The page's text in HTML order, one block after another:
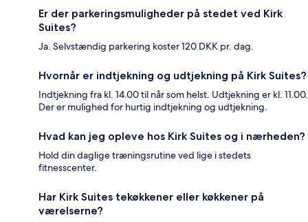
Er der parkeringsmuligheder på stedet ved Kirk
Suites?
Ja. Selvstændig parkering koster 120 DKK pr. dag.
Hvornår er indtjekning og udtjekning på Kirk Suites?
Indtjekning fra kl. 14.00 til når som helst. Udtjekning er kl. 11.00.
Der er mulighed for hurtig indtjekning og udtjekning.
Hvad kan jeg opleve hos Kirk Suites og i nærheden?
Hold din daglige træningsrutine ved lige i stedets
fitnesscenter.
Har Kirk Suites tekøkkener eller køkkener på
værelserne?